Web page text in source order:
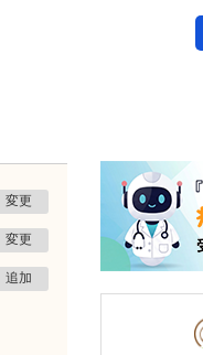
変更
変更
追加